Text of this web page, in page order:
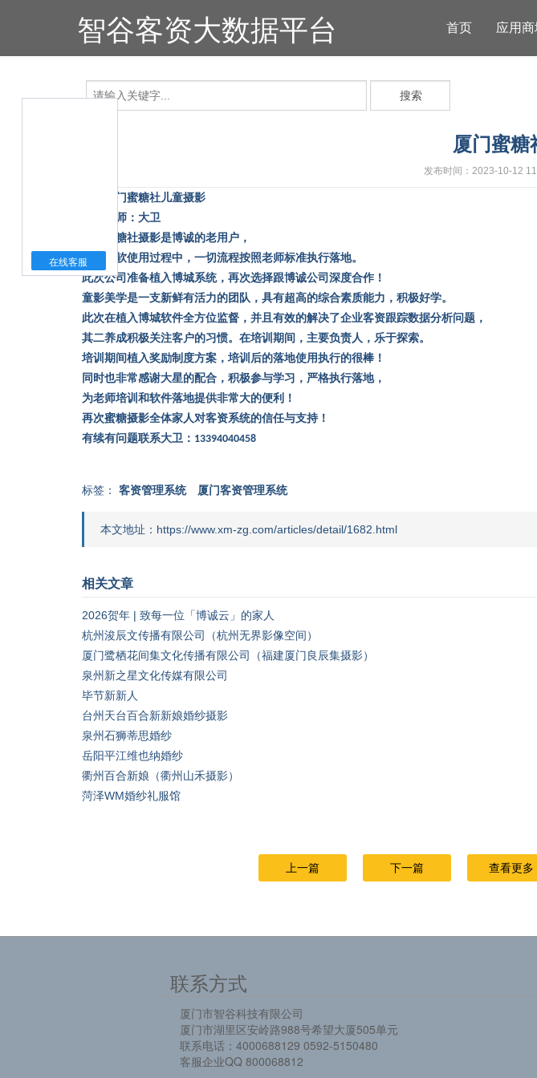
在线客服
智谷客资大数据平台 首页 应用
搜索
厦门蜜糖
发布时间：2023-10-12
福建厦门蜜糖社儿童摄影
培训老师：大卫
厦门蜜糖社摄影是博诚的老用户，
再博诚软使用过程中，一切流程按照老师标准执行落地。
此次公司准备植入博城系统，再次选择跟博诚公司深度合作！
童影美学是一支新鲜有活力的团队，具有超高的综合素质能力，积极好学。
此次在植入博城软件全方位监督，并且有效的解决了企业客资跟踪数据分析问题，
其二养成积极关注客户的习惯。在培训期间，主要负责人，乐于探索。
培训期间植入奖励制度方案，培训后的落地使用执行的很棒！
同时也非常感谢大星的配合，积极参与学习，严格执行落地，
为老师培训和软件落地提供非常大的便利！
再次蜜糖摄影全体家人对客资系统的信任与支持！
有续有问题联系大卫： 13394040458
标签： 客资管理系统 厦门客资管理系统
本文地址：https://www.xm-zg.com/articles/detail/1682.html
相关文章
2026贺年 | 致每一位「博诚云」的家人
杭州浚辰文传播有限公司（杭州无界影像空间）
厦门鹭栖花间集文化传播有限公司（福建厦门良辰集摄影）
泉州新之星文化传媒有限公司
毕节新新人
台州天台百合新新娘婚纱摄影
泉州石狮蒂思婚纱
岳阳平江维也纳婚纱
衢州百合新娘（衢州山禾摄影）
菏泽WM婚纱礼服馆
上一篇 下一篇 查看更多
联系方式
厦门市智谷科技有限公司
厦门市湖里区安岭路988号希望大厦505单元
联系电话：4000688129 0592-5150480
客服企业QQ 800068812